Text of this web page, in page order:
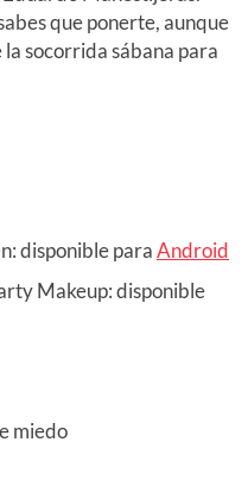
que ponerte, aunque
socorrida sábana para
disponible paraAndroid
Makeup: disponible
miedo